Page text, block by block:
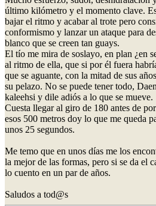
último kilómetro y el momento clave.
bajar el ritmo y acabar al trote pero
conformismo y lanzar un ataque para
blanco que se creen tan guays.
El tío me mira de soslayo, en plan ¿en
al ritmo de ella, que si por él fuera
que se aguante, con la mitad de sus
su pelazo. No se puede tener todo,
kaleehsi y dile adiós a lo que se mueve.
Cuesta llegar al giro de 180 antes de
esos 500 metros doy lo que me queda
unos 25 segundos.
Me temo que en unos días me los
la mejor de las formas, pero si se da el
lo cuento en un par de años.
Saludos a tod@s